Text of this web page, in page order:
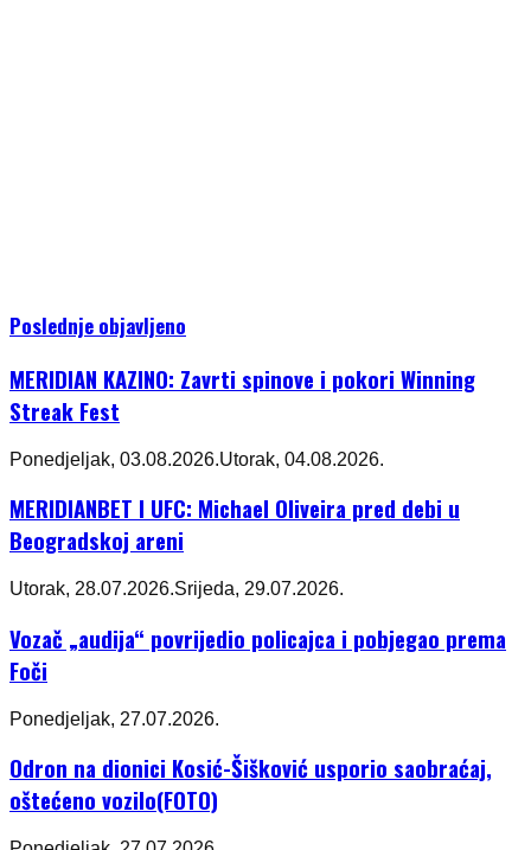
Poslednje objavljeno
MERIDIAN KAZINO: Zavrti spinove i pokori Winning
Streak Fest
Ponedjeljak, 03.08.2026.Utorak, 04.08.2026.
MERIDIANBET I UFC: Michael Oliveira pred debi u
Beogradskoj areni
Utorak, 28.07.2026.Srijeda, 29.07.2026.
Vozač „audija“ povrijedio policajca i pobjegao prema
Foči
Ponedjeljak, 27.07.2026.
Odron na dionici Kosić-Šišković usporio saobraćaj,
oštećeno vozilo(FOTO)